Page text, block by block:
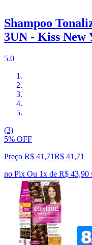
Shampoo
3UN - Kiss New
5.0
(3)
5% OFF
Preço R$ 41,71R$ 41 ,71
no Pix Ou 1x de R$ 43,90